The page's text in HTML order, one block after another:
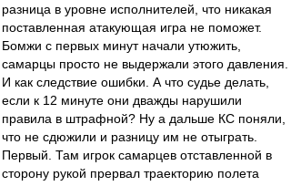
разница в уровне исполнителей, что никакая
поставленная атакующая игра не поможет.
Бомжи с первых минут начали утюжить,
самарцы просто не выдержали этого давления.
И как следствие ошибки. А что судье делать,
если к 12 минуте они дважды нарушили
правила в штрафной? Ну а дальше КС поняли,
что не сдюжили и разницу им не отыграть.
Первый. Там игрок самарцев отставленной в
сторону рукой прервал траекторию полета